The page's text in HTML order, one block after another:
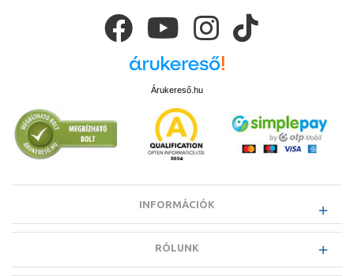
Árukereső.hu
INFORMÁCIÓK
RÓLUNK